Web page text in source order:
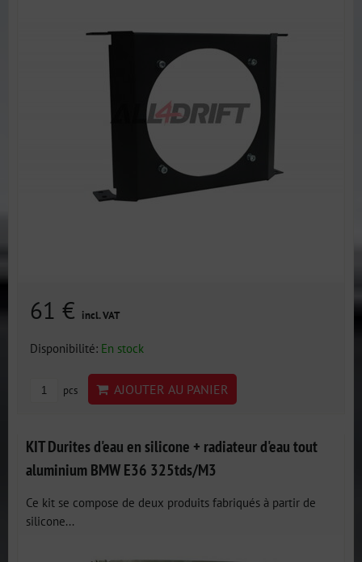
61 € incl. VAT
Disponibilité: En stock
pcs AJOUTER AU PANIER
KIT Durites d'eau en silicone + radiateur d'eau tout
aluminium BMW E36 325tds/M3
Ce kit se compose de deux produits fabriqués à partir de
silicone...